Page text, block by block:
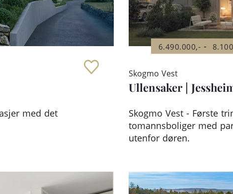
med det
6.490.000,- -
Skogmo Vest
Ullensaker |
Skogmo Vest - Første
tomannsboliger med
utenfor døren.